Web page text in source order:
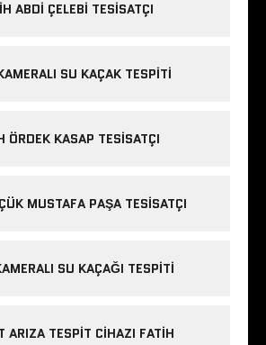
ABDI ÇELEBI TESISATÇI
SU KAÇAK TESPITI
ÖRDEK KASAP TESISATÇI
MUSTAFA PAŞA TESISATÇI
SU KAÇAĞI TESPITI
ARIZA TESPIT CIHAZI FATIH